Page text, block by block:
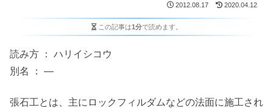
2012.08.17 2020.04.12
この記事は1分で読めます。
読み方 ： ハリイシコウ
別名 ： ―
張石工とは、主にロックフィルダムなどの法面に施工され